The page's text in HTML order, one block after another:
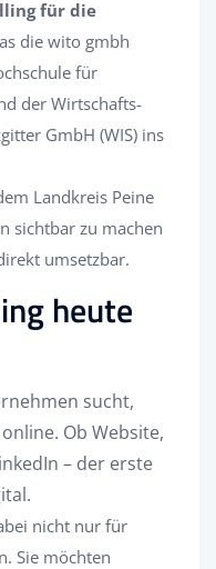
für die
die wito gmbh
für
der Wirtschafts-
GmbH (WIS) ins
Landkreis Peine
sichtbar zu machen
umsetzbar.
heute
sucht,
Ob Website,
– der erste
nicht nur für
Sie möchten